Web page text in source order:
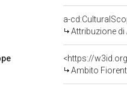
a-
Attribuzione
<https://
Ambito